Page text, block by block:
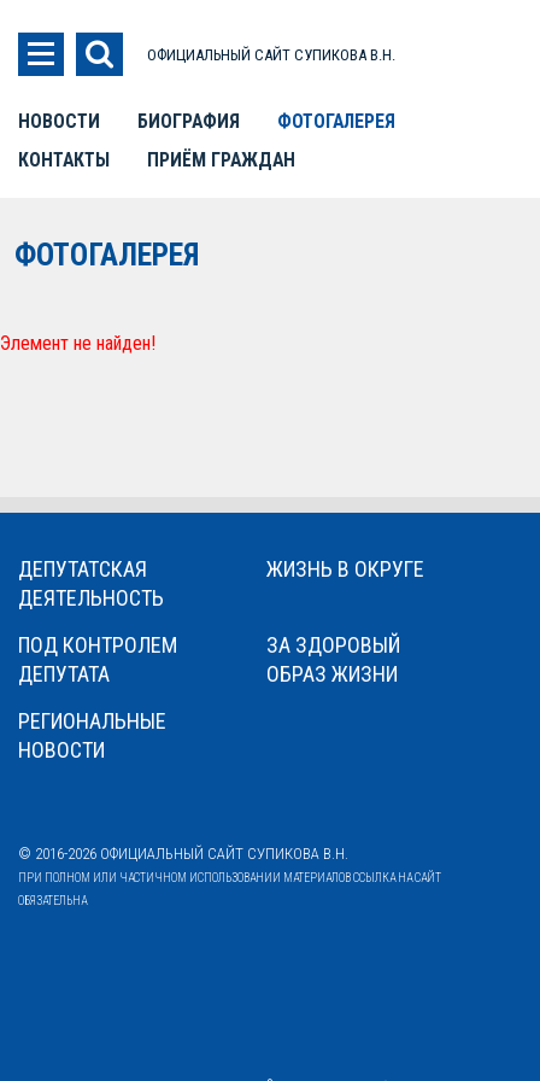
ОФИЦИАЛЬНЫЙ САЙТ СУПИКОВА В.Н.
НОВОСТИ БИОГРАФИЯ
ФОТОГАЛЕРЕЯ
КОНТАКТЫ
ПРИЁМ ГРАЖДАН
ФОТОГАЛЕРЕЯ
Элемент не найден!
ДЕПУТАТСКАЯ
ДЕЯТЕЛЬНОСТЬ
ЖИЗНЬ В ОКРУГЕ
ПОД КОНТРОЛЕМ
ДЕПУТАТА
ЗА ЗДОРОВЫЙ
ОБРАЗ ЖИЗНИ
РЕГИОНАЛЬНЫЕ
НОВОСТИ
© 2016-2026 ОФИЦИАЛЬНЫЙ САЙТ СУПИКОВА В.Н.
ПРИ ПОЛНОМ ИЛИ ЧАСТИЧНОМ ИСПОЛЬЗОВАНИИ МАТЕРИАЛОВ ССЫЛКА НА САЙТ
ОБЯЗАТЕЛЬНА